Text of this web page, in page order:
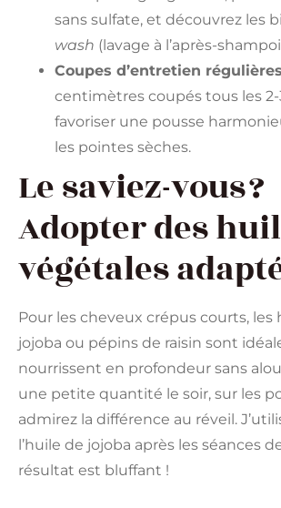
sans sulfate, et découvrez les
wash (lavage à l’après-
Coupes d’entretien régulières
centimètres coupés tous les
favoriser une pousse
les pointes sèches.
Le saviez-vous ?
Adopter des
végétales
Pour les cheveux crépus courts, les
jojoba ou pépins de raisin sont
nourrissent en profondeur sans
une petite quantité le soir, sur les
admirez la différence au réveil.
l’huile de jojoba après les séances
résultat est bluffant !